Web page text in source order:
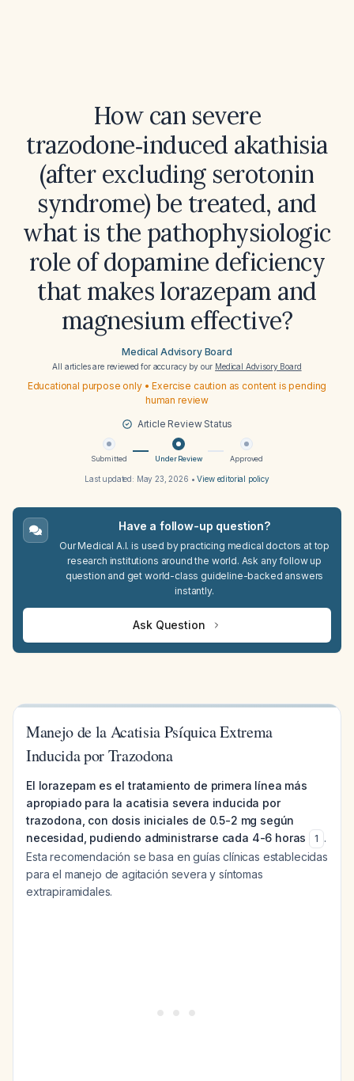
How can severe
trazodone‑induced akathisia
(after excluding serotonin
syndrome) be treated, and
what is the pathophysiologic
role of dopamine deficiency
that makes lorazepam and
magnesium effective?
Medical Advisory Board
All articles are reviewed for accuracy by our Medical Advisory Board
Educational purpose only • Exercise caution as content is pending
human review
Article Review Status
Submitted Under Review Approved
Last updated: May 23, 2026 •View editorial policy
Have a follow-up question?
Our Medical A.I. is used by practicing medical doctors at top
research institutions around the world. Ask any follow up
question and get world-class guideline-backed answers
instantly.
Ask Question
Manejo de la Acatisia Psíquica Extrema
Inducida por Trazodona
El lorazepam es el tratamiento de primera línea más
apropiado para la acatisia severa inducida por
trazodona, con dosis iniciales de 0.5-2 mg según
necesidad, pudiendo administrarse cada 4-6 horas
1 .
Esta recomendación se basa en guías clínicas establecidas
para el manejo de agitación severa y síntomas
extrapiramidales.